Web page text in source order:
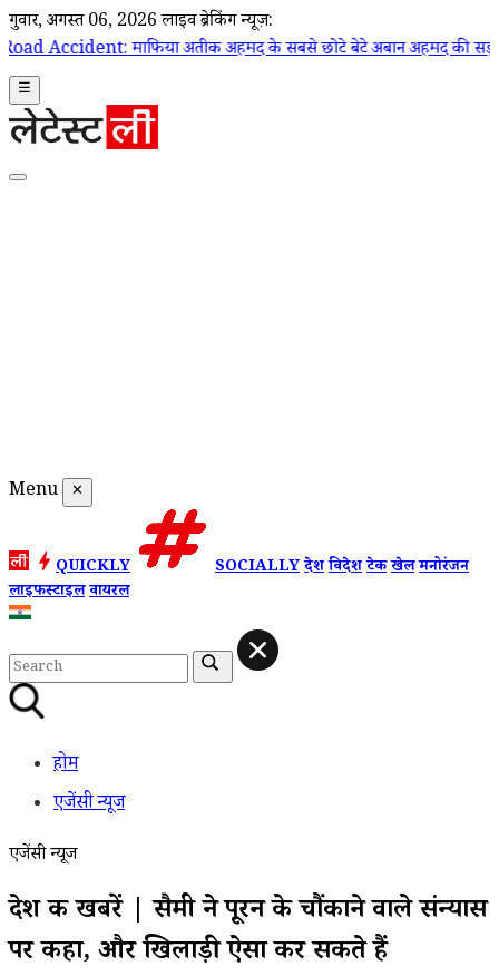
गुरूवार, अगस्त 06, 2026 लाइव ब्रेकिंग न्यूज़:
माफिया अतीक अहमद के सबसे छोटे बेटे अबान अहमद की सड़क हादसे में मौत;
☰
Menu ✕
QUICKLY SOCIALLYदेशविदेशटेकखेलमनोरंजन
लाइफस्टाइलवायरल
होम
एजेंसी न्यूज
एजेंसी न्यूज
देश की खबरें | सैमी ने पूरन के चौंकाने वाले संन्यास
पर कहा, और खिलाड़ी ऐसा कर सकते हैं